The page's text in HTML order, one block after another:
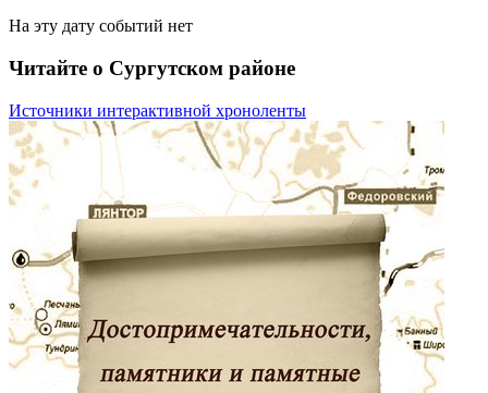
На эту дату событий нет
Читайте о Сургутском районе
Источники интерактивной хроноленты